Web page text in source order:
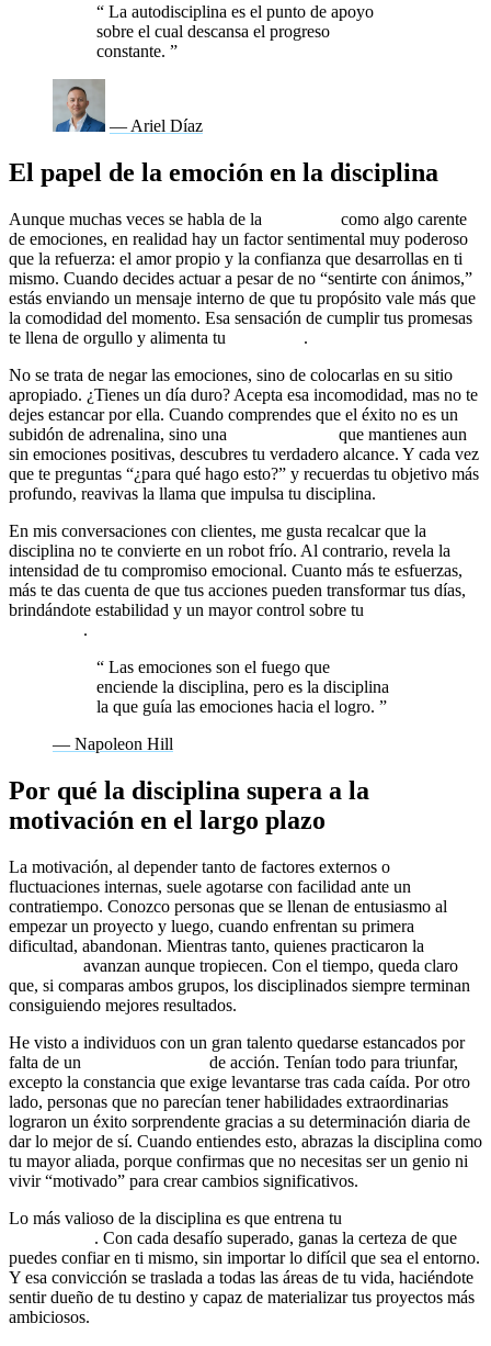
“ La autodisciplina es el punto de apoyo
sobre el cual descansa el progreso
constante. ”
— Ariel Díaz
El papel de la emoción en la disciplina
Aunque muchas veces se habla de la
como algo carente
de emociones, en realidad hay un factor sentimental muy poderoso
que la refuerza: el amor propio y la confianza que desarrollas en ti
mismo. Cuando decides actuar a pesar de no “sentirte con ánimos,”
estás enviando un mensaje interno de que tu propósito vale más que
la comodidad del momento. Esa sensación de cumplir tus promesas
te llena de orgullo y alimenta tu
.
No se trata de negar las emociones, sino de colocarlas en su sitio
apropiado. ¿Tienes un día duro? Acepta esa incomodidad, mas no te
dejes estancar por ella. Cuando comprendes que el éxito no es un
subidón de adrenalina, sino una
que mantienes aun
sin emociones positivas, descubres tu verdadero alcance. Y cada vez
que te preguntas “¿para qué hago esto?” y recuerdas tu objetivo más
profundo, reavivas la llama que impulsa tu disciplina.
En mis conversaciones con clientes, me gusta recalcar que la
disciplina no te convierte en un robot frío. Al contrario, revela la
intensidad de tu compromiso emocional. Cuanto más te esfuerzas,
más te das cuenta de que tus acciones pueden transformar tus días,
brindándote estabilidad y un mayor control sobre tu
.
“ Las emociones son el fuego que
enciende la disciplina, pero es la disciplina
la que guía las emociones hacia el logro. ”
— Napoleon Hill
Por qué la disciplina supera a la
motivación en el largo plazo
La motivación, al depender tanto de factores externos o
fluctuaciones internas, suele agotarse con facilidad ante un
contratiempo. Conozco personas que se llenan de entusiasmo al
empezar un proyecto y luego, cuando enfrentan su primera
dificultad, abandonan. Mientras tanto, quienes practicaron la
avanzan aunque tropiecen. Con el tiempo, queda claro
que, si comparas ambos grupos, los disciplinados siempre terminan
consiguiendo mejores resultados.
He visto a individuos con un gran talento quedarse estancados por
falta de un
de acción. Tenían todo para triunfar,
excepto la constancia que exige levantarse tras cada caída. Por otro
lado, personas que no parecían tener habilidades extraordinarias
lograron un éxito sorprendente gracias a su determinación diaria de
dar lo mejor de sí. Cuando entiendes esto, abrazas la disciplina como
tu mayor aliada, porque confirmas que no necesitas ser un genio ni
vivir “motivado” para crear cambios significativos.
Lo más valioso de la disciplina es que entrena tu
. Con cada desafío superado, ganas la certeza de que
puedes confiar en ti mismo, sin importar lo difícil que sea el entorno.
Y esa convicción se traslada a todas las áreas de tu vida, haciéndote
sentir dueño de tu destino y capaz de materializar tus proyectos más
ambiciosos.